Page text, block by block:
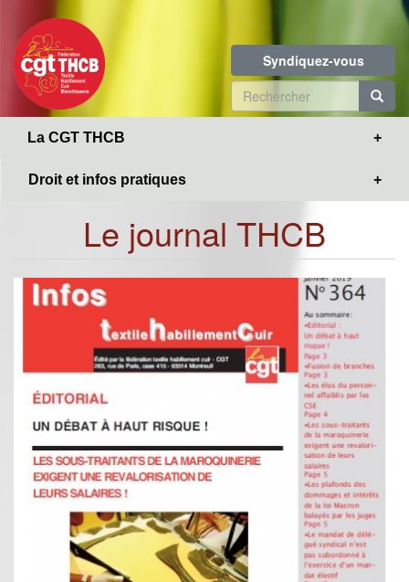
contenu
principal
Syndiquez-vous
Formulaire
de
La CGT THCB
Droit et infos pratiques
Le journal THCB